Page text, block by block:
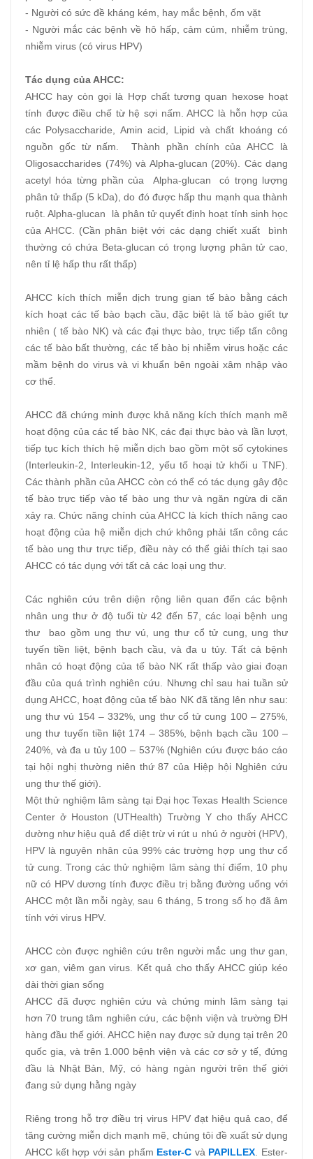
- Người có sức đề kháng kém, hay mắc bệnh, ốm vặt
- Người mắc các bệnh về hô hấp, cảm cúm, nhiễm trùng,
nhiễm virus (có virus HPV)
Tác dụng của AHCC:
AHCC hay còn gọi là Hợp chất tương quan hexose hoạt
tính được điều chế từ hệ sợi nấm. AHCC là hỗn hợp của
các Polysaccharide, Amin acid, Lipid và chất khoáng có
nguồn gốc từ nấm. Thành phần chính của AHCC là
Oligosaccharides (74%) và Alpha-glucan (20%). Các dạng
acetyl hóa từng phần của Alpha-glucan có trọng lượng
phân tử thấp (5 kDa), do đó được hấp thu mạnh qua thành
ruột. Alpha-glucan là phân tử quyết định hoạt tính sinh học
của AHCC. (Cần phân biệt với các dạng chiết xuất bình
thường có chứa Beta-glucan có trọng lượng phân tử cao,
nên tỉ lệ hấp thu rất thấp)
AHCC kích thích miễn dịch trung gian tế bào bằng cách
kích hoạt các tế bào bạch cầu, đặc biệt là tế bào giết tự
nhiên ( tế bào NK) và các đại thực bào, trực tiếp tấn công
các tế bào bất thường, các tế bào bị nhiễm virus hoặc các
mầm bệnh do virus và vi khuẩn bên ngoài xâm nhập vào
cơ thể.
AHCC đã chứng minh được khả năng kích thích mạnh mẽ
hoạt động của các tế bào NK, các đại thực bào và lần lượt,
tiếp tục kích thích hệ miễn dịch bao gồm một số cytokines
(Interleukin-2, Interleukin-12, yếu tố hoại tử khối u TNF).
Các thành phần của AHCC còn có thể có tác dụng gây độc
tế bào trực tiếp vào tế bào ung thư và ngăn ngừa di căn
xảy ra. Chức năng chính của AHCC là kích thích nâng cao
hoạt động của hệ miễn dịch chứ không phải tấn công các
tế bào ung thư trực tiếp, điều này có thể giải thích tại sao
AHCC có tác dụng với tất cả các loại ung thư.
Các nghiên cứu trên diện rộng liên quan đến các bệnh
nhân ung thư ở độ tuổi từ 42 đến 57, các loại bệnh ung
thư bao gồm ung thư vú, ung thư cổ tử cung, ung thư
tuyến tiền liệt, bệnh bạch cầu, và đa u tủy. Tất cả bệnh
nhân có hoạt động của tế bào NK rất thấp vào giai đoạn
đầu của quá trình nghiên cứu. Nhưng chỉ sau hai tuần sử
dụng AHCC, hoạt động của tế bào NK đã tăng lên như sau:
ung thư vú 154 – 332%, ung thư cổ tử cung 100 – 275%,
ung thư tuyến tiền liệt 174 – 385%, bệnh bạch cầu 100 –
240%, và đa u tủy 100 – 537% (Nghiên cứu được báo cáo
tại hội nghị thường niên thứ 87 của Hiệp hội Nghiên cứu
ung thư thế giới).
Một thử nghiệm lâm sàng tại Đại học Texas Health Science
Center ở Houston (UTHealth) Trường Y cho thấy AHCC
dường như hiệu quả để diệt trừ vi rút u nhú ở người (HPV),
HPV là nguyên nhân của 99% các trường hợp ung thư cổ
tử cung. Trong các thử nghiệm lâm sàng thí điểm, 10 phụ
nữ có HPV dương tính được điều trị bằng đường uống với
AHCC một lần mỗi ngày, sau 6 tháng, 5 trong số họ đã âm
tính với virus HPV.
AHCC còn được nghiên cứu trên người mắc ung thư gan,
xơ gan, viêm gan virus. Kết quả cho thấy AHCC giúp kéo
dài thời gian sống
AHCC đã được nghiên cứu và chứng minh lâm sàng tại
hơn 70 trung tâm nghiên cứu, các bệnh viện và trường ĐH
hàng đầu thế giới. AHCC hiện nay được sử dụng tại trên 20
quốc gia, và trên 1.000 bệnh viện và các cơ sở y tế, đứng
đầu là Nhật Bản, Mỹ, có hàng ngàn người trên thế giới
đang sử dụng hằng ngày
Riêng trong hỗ trợ điều trị virus HPV đạt hiệu quả cao, để
tăng cường miễn dịch mạnh mẽ, chúng tôi đề xuất sử dụng
AHCC kết hợp với sản phẩm Ester-C và PAPILLEX . Ester-